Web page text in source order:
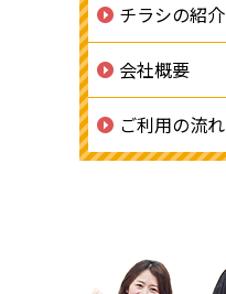
チラシの紹介
会社概要
ご利用の流れ